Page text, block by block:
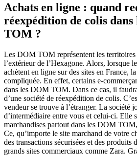
Achats en ligne : quand
réexpédition de colis dans
TOM ?
Les DOM TOM représentent les territoires
l’extérieur de l’Hexagone. Alors, lorsque
achètent en ligne sur des sites en France,
compliquée. En effet, certains e-
dans les DOM TOM. Dans ce cas, il
d’une société de réexpédition de colis.
vendeur se trouve à l’étranger. La société
d’intermédiaire entre vous et celui-ci. Elle
marchandises partout dans les DOM
Ce, qu’importe le site marchand de votre
des transactions sécurisées et des
grands sites commerciaux comme Zara.